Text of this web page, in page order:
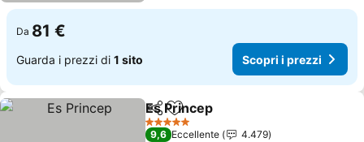
Da 81 €
Guarda i prezzi di 1 sito Scopri i prezzi
CondividiAggiungi ai preferiti
Es Princep
5 Stelle
9,6 Eccellente
4.479